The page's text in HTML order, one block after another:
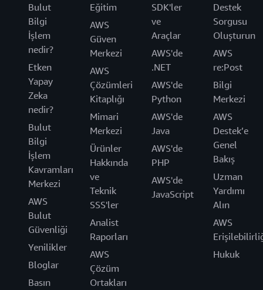
Bulut
Bilgi
İşlem
nedir?
Etken
Yapay
Zeka
nedir?
Bulut
Bilgi
İşlem
Kavramları
Merkezi
AWS
Bulut
Güvenliği
Yenilikler
Bloglar
Basın
Eğitim
AWS
Güven
Merkezi
AWS
Çözümleri
Kitaplığı
Mimari
Merkezi
Ürünler
Hakkında
ve
Teknik
SSS'ler
Analist
Raporları
AWS
Çözüm
Ortakları
SDK'ler
ve
Araçlar
AWS'de
.NET
AWS'de
Python
AWS'de
Java
AWS'de
PHP
AWS'de
JavaScript
Destek
Sorgusu
Oluşturun
AWS
re:Post
Bilgi
Merkezi
AWS
Destek’e
Genel
Bakış
Uzman
Yardımı
Alın
AWS
Hukuk